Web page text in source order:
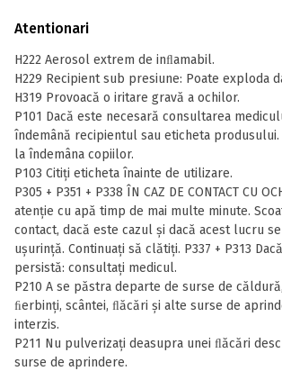
Atentionari
H222 Aerosol extrem de inﬂamabil.
H229 Recipient sub presiune: Poate exploda
H319 Provoacă o iritare gravă a ochilor.
P101 Dacă este necesară consultarea
îndemână recipientul sau eticheta produsului.
la îndemâna copiilor.
P103 Citiţi eticheta înainte de utilizare.
P305 + P351 + P338 ÎN CAZ DE CONTACT CU
atenție cu apă timp de mai multe minute.
contact, dacă este cazul și dacă acest lucru
ușurință. Continuați să clătiți. P337 + P313
persistă: consultaţi medicul.
P210 A se păstra departe de surse de
ﬁerbinți, scântei, ﬂăcări și alte surse de
interzis.
P211 Nu pulverizaţi deasupra unei ﬂăcări
surse de aprindere.